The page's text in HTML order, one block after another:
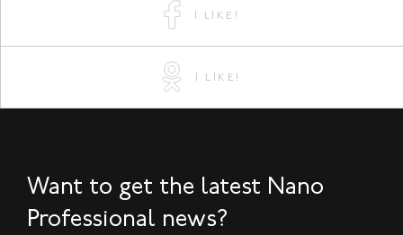
I LIKE!
I LIKE!
Want to get the latest Nano
Professional news?